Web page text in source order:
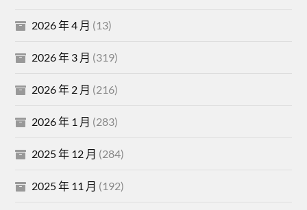
2026 年 4 月 (13)
2026 年 3 月 (319)
2026 年 2 月 (216)
2026 年 1 月 (283)
2025 年 12 月 (284)
2025 年 11 月 (192)